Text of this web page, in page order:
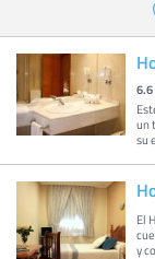
6.6
un
su
El
y